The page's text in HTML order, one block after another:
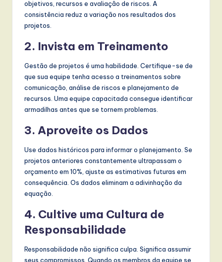
objetivos, recursos e avaliação de riscos. A
consistência reduz a variação nos resultados dos
projetos.
2. Invista em Treinamento
Gestão de projetos é uma habilidade. Certifique-se de
que sua equipe tenha acesso a treinamentos sobre
comunicação, análise de riscos e planejamento de
recursos. Uma equipe capacitada consegue identificar
armadilhas antes que se tornem problemas.
3. Aproveite os Dados
Use dados históricos para informar o planejamento. Se
projetos anteriores constantemente ultrapassam o
orçamento em 10%, ajuste as estimativas futuras em
consequência. Os dados eliminam a adivinhação da
equação.
4. Cultive uma Cultura de
Responsabilidade
Responsabilidade não significa culpa. Significa assumir
seus compromissos. Quando os membros da equipe se